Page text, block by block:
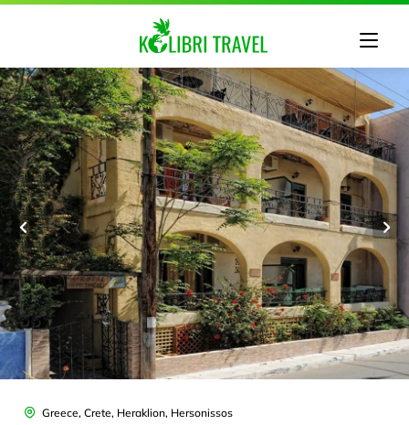
Greece, Crete, Heraklion, Hersonissos